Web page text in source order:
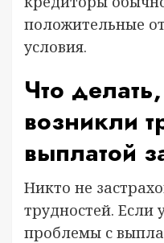
положительные
условия.
Что
возникли
выплатой
Никто не
трудностей. Если
проблемы с